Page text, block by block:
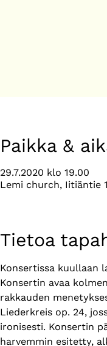
Paikka &
29.7.2020 klo 19.00
Lemi church, Iitiäntie
Tietoa
Konsertissa kuullaan
Konsertin avaa
rakkauden
Liederkreis op. 24,
ironisesti. Konsertin
harvemmin esitetty,